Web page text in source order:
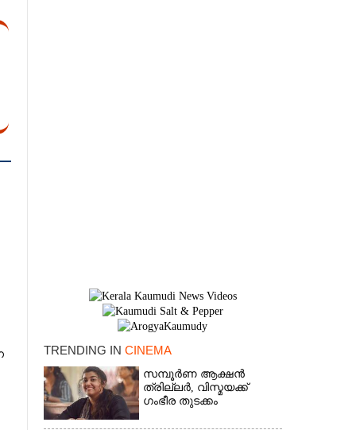
TRENDING IN CINEMA
സമ്പൂർണ ആക്ഷൻ
ത്രില്ലർ,​ വിസ്മയക്ക്
ഗംഭീര തുടക്കം